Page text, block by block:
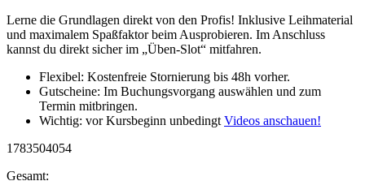
Lerne die Grundlagen direkt von den Profis! Inklusive Leihmaterial
und maximalem Spaßfaktor beim Ausprobieren. Im Anschluss
kannst du direkt sicher im „Üben-Slot“ mitfahren.
Flexibel: Kostenfreie Stornierung bis 48h vorher.
Gutscheine: Im Buchungsvorgang auswählen und zum
Termin mitbringen.
Wichtig: vor Kursbeginn unbedingt Videos anschauen!
1783504054
Gesamt: